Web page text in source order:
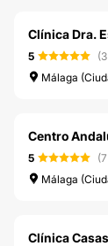
Clínica Dra.
5
Málaga
Centro
5
Málaga
Clínica